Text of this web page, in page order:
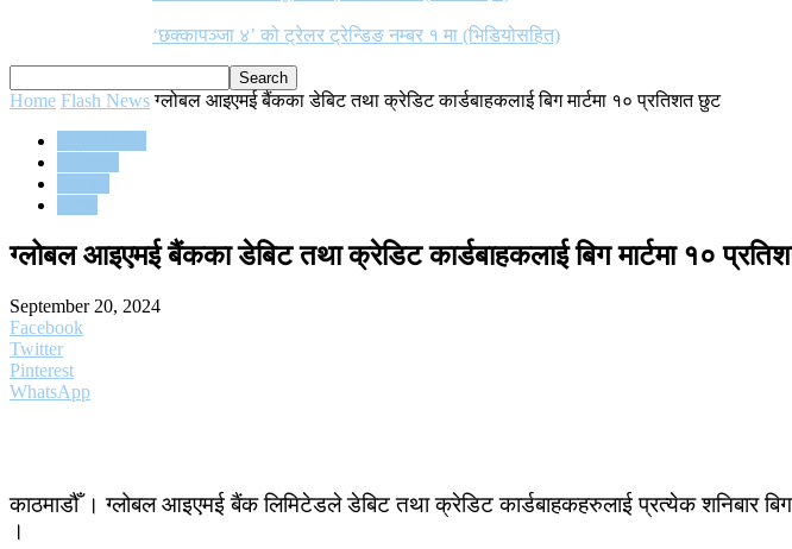
‘छक्कापञ्जा ४’ को ट्रेलर ट्रेन्डिङ नम्बर १ मा (भिडियोसहित)
Home Flash News ग्लोबल आइएमई बैंकका डेबिट तथा क्रेडिट कार्डबाहकलाई बिग मार्टमा १० प्रतिशत छुट
ग्लोबल आइएमई बैंकका डेबिट तथा क्रेडिट कार्डबाहकलाई बिग मार्टमा १०
September 20, 2024
Facebook
Twitter
Pinterest
WhatsApp
काठमाडौँ । ग्लोबल आइएमई बैंक लिमिटेडले डेबिट तथा क्रेडिट कार्डबाहकहरुलाई प्रत्येक शनिबार
।